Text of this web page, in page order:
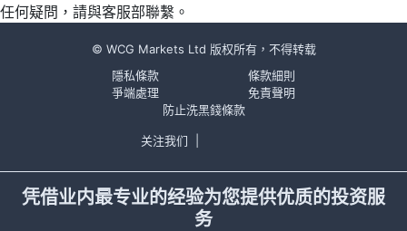
任何疑問，請與客服部聯繫。
© WCG Markets Ltd 版权所有，不得转载
隱私條款
條款細則
爭端處理
免責聲明
防止洗黑錢條款
关注我们
凭借业内最专业的经验为您提供优质的投资服
务